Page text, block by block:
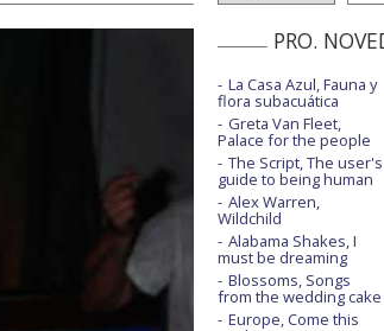
PRO.
La Casa Azul, Fauna y
flora subacuática
Greta Van Fleet,
Palace for the people
The Script, The user's
guide to being human
Alex Warren,
Wildchild
Alabama Shakes, I
must be dreaming
Blossoms, Songs
from the wedding cake
Europe, Come this